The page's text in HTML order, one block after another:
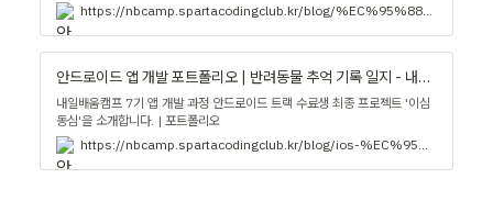
https://nbcamp.spartacodingclub.kr/blog/%EC%95%88%EB%93%9C%EB%A1%9C%EC%9D%B4%EB%93%9C-%EC%95%B1-%EA%B0%9C%EB%B0%9C-%ED%8F%AC%ED%8A%B8%ED%8F%B4%EB%A6%AC%EC%98%A4-%EC%8A%A4%ED%8F%AC%EC%B8%A0-%EB%A7%A4%EC%B9%AD-%ED%94%8C%EB%9E%AB%ED%8F%BC--17108
안드로이드 앱 개발 포트폴리오 | 반려동물 추억 기록 일지 - 내일배움캠프 블로그
내일배움캠프 7기 앱 개발 과정 안드로이드 트랙 수료생 최종 프로젝트 '이심
동심'을 소개합니다. | 포트폴리오
https://nbcamp.spartacodingclub.kr/blog/ios-%EC%95%B1-%EA%B0%9C%EB%B0%9C-%ED%8F%AC%ED%8A%B8%ED%8F%B4%EB%A6%AC%EC%98%A4-%EB%B0%98%EB%A0%A4%EB%8F%99%EB%AC%BC-%EC%B6%94%EC%96%B5-%EA%B8%B0%EB%A1%9D-%EC%96%B4%ED%94%8C--17105